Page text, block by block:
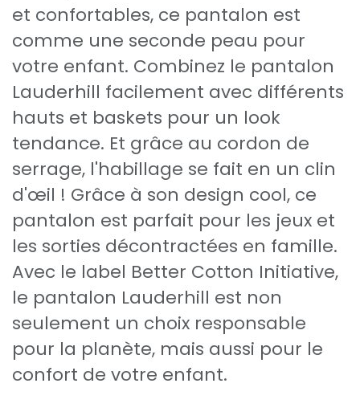
et confortables, ce pantalon est
comme une seconde peau pour
votre enfant. Combinez le pantalon
Lauderhill facilement avec différents
hauts et baskets pour un look
tendance. Et grâce au cordon de
serrage, l'habillage se fait en un clin
d'œil ! Grâce à son design cool, ce
pantalon est parfait pour les jeux et
les sorties décontractées en famille.
Avec le label Better Cotton Initiative,
le pantalon Lauderhill est non
seulement un choix responsable
pour la planète, mais aussi pour le
confort de votre enfant.